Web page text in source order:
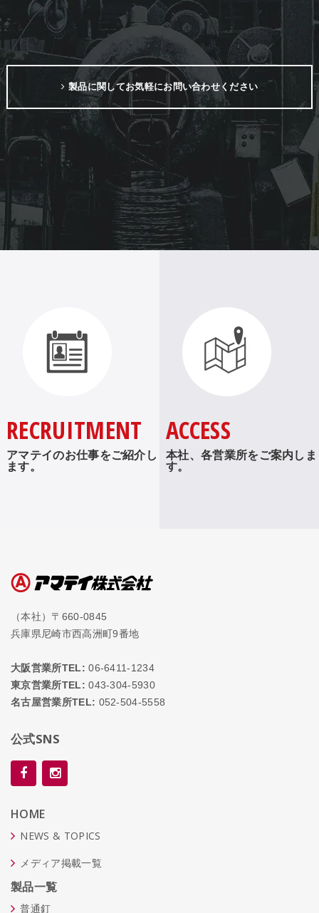
製品に関してお気軽にお問い合わせください
RECRUITMENT
アマテイのお仕事をご紹介し
ます。
ACCESS
本社、各営業所をご案内しま
す。
（本社）〒660-0845
兵庫県尼崎市西高洲町9番地
大阪営業所TEL: 06-6411-1234
東京営業所TEL: 043-304-5930
名古屋営業所TEL: 052-504-5558
公式SNS
HOME
NEWS & TOPICS
メディア掲載一覧
製品一覧
普通釘